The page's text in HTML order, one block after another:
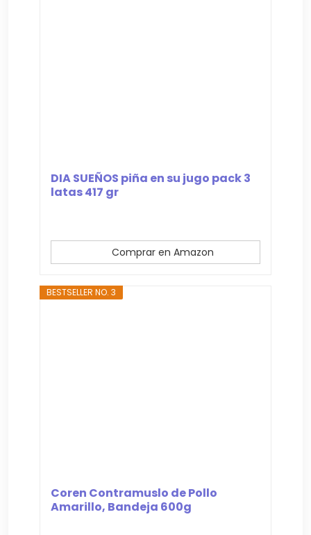
DIA SUEÑOS piña en su jugo pack 3
latas 417 gr
Comprar en Amazon
BESTSELLER NO. 3
Coren Contramuslo de Pollo
Amarillo, Bandeja 600g